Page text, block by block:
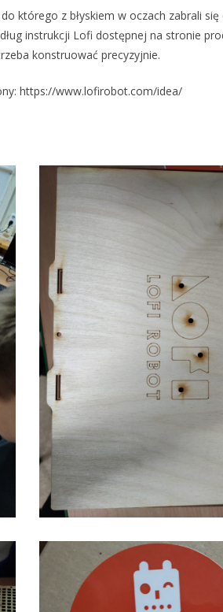
którego z błyskiem w oczach zabrali się
instrukcji Lofi dostępnej na stronie
konstruować precyzyjnie.
https://www.lofirobot.com/idea/